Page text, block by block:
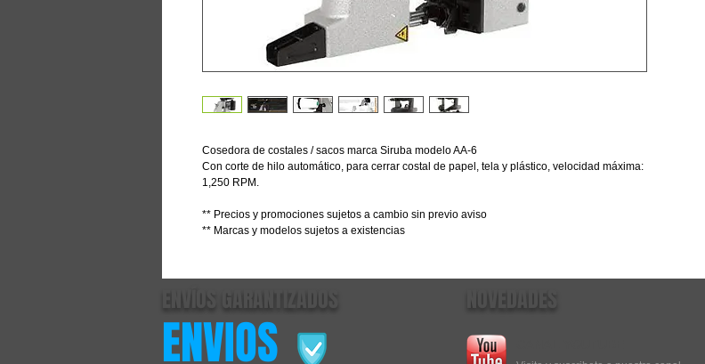
Cosedora de costales / sacos marca Siruba modelo AA-6
Con corte de hilo automático, para cerrar costal de papel, tela y plástico, velocidad máxima:
1,250 RPM.
** Precios y promociones sujetos a cambio sin previo aviso
** Marcas y modelos sujetos a existencias
ENVÍOS GARANTIZADOS NOVEDADES
ENVIOS